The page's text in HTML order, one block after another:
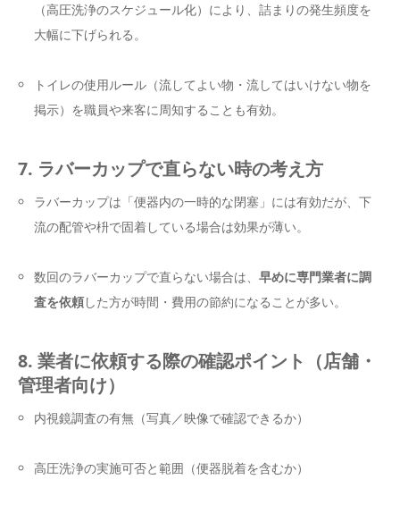
（高圧洗浄のスケジュール化）により、詰まりの発生頻度を
大幅に下げられる。
トイレの使用ルール（流してよい物・流してはいけない物を
掲示）を職員や来客に周知することも有効。
7. ラバーカップで直らない時の考え方
ラバーカップは「便器内の一時的な閉塞」には有効だが、下
流の配管や枡で固着している場合は効果が薄い。
数回のラバーカップで直らない場合は、早めに専門業者に調
査を依頼した方が時間・費用の節約になることが多い。
8. 業者に依頼する際の確認ポイント（店舗・
管理者向け）
内視鏡調査の有無（写真／映像で確認できるか）
高圧洗浄の実施可否と範囲（便器脱着を含むか）